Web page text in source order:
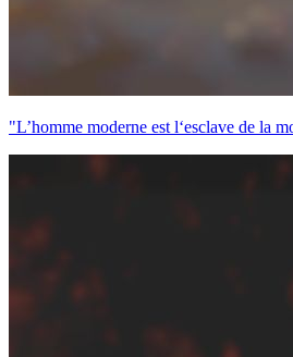
"L’homme moderne est l‘esclave de la